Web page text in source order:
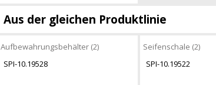
Aus der gleichen Produktlinie
Aufbewahrungsbehälter (2)
SPI-10.19528
Seifenschale (2)
SPI-10.19522